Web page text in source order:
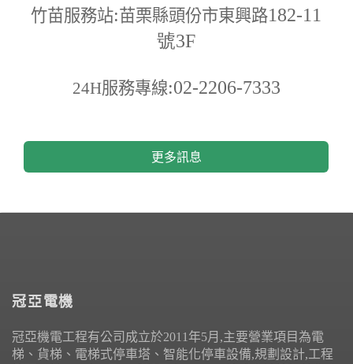
竹苗服務站:苗栗縣頭份市東興路182-11
號3F
24H服務專線:02-2206-7333
更多訊息
冠亞電機
冠亞機電工程有公司成立於2011年5月,主要營業項目為電
梯、貨梯、電梯式停車塔、智能化停車設備,規劃設計,工程